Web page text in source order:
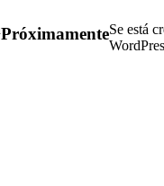
PróximamenteSe está